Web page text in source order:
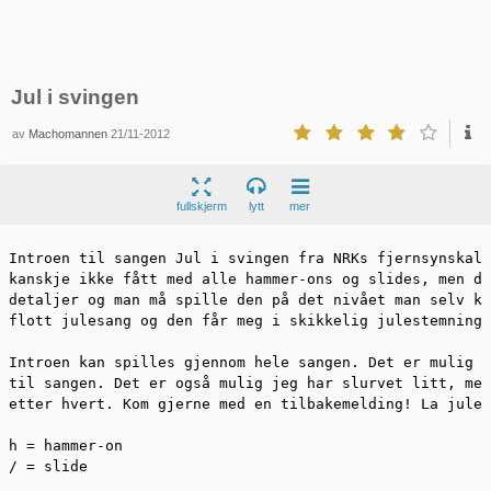
Jul i svingen
av Machomannen 21/11-2012
fullskjerm lytt mer
Introen til sangen Jul i svingen fra NRKs
kanskje ikke fått med alle hammer-ons og slides, men
detaljer og man må spille den på det nivået man selv
flott julesang og den får meg i skikkelig julestemning.
Introen kan spilles gjennom hele sangen. Det er mulig
til sangen. Det er også mulig jeg har slurvet litt,
etter hvert. Kom gjerne med en tilbakemelding! La
h = hammer-on
/ = slide